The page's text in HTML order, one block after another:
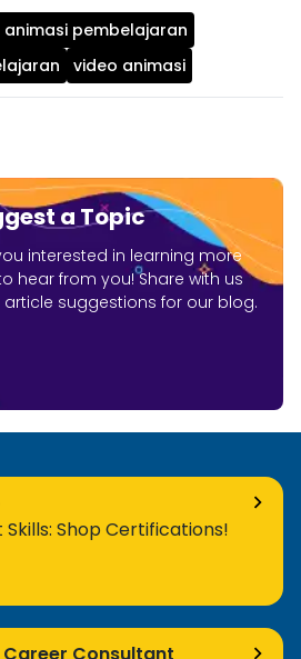
pembelajaran
video animasi
a Topic
interested in learning more
hear from you! Share with us
suggestions for our blog.
Skills: Shop Certifications!
Career Consultant